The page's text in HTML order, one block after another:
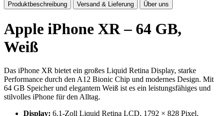
Produktbeschreibung Versand & Lieferung Über uns
Apple iPhone XR – 64 GB,
Weiß
Das iPhone XR bietet ein großes Liquid Retina Display, starke
Performance durch den A12 Bionic Chip und modernes Design. Mit
64 GB Speicher und elegantem Weiß ist es ein leistungsfähiges und
stilvolles iPhone für den Alltag.
Display: 6,1-Zoll Liquid Retina LCD, 1792 × 828 Pixel,